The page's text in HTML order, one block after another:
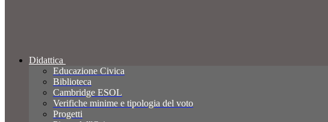
Didattica
Educazione Civica
Biblioteca
Cambridge ESOL
Verifiche minime e tipologia del voto
Progetti